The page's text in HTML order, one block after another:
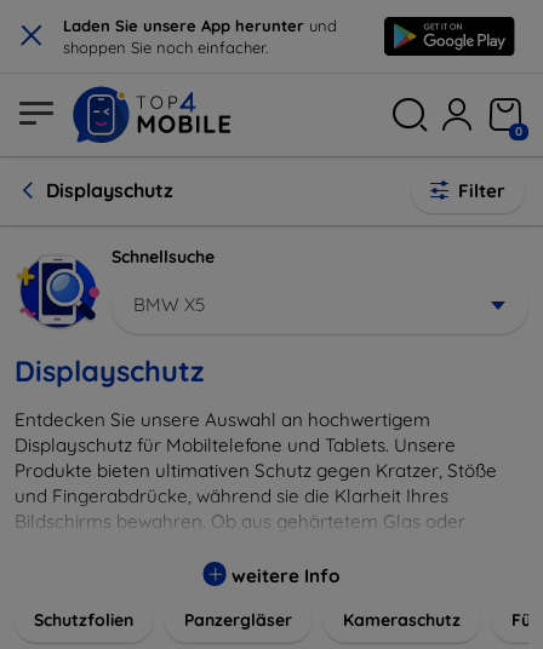
× Laden Sie unsere App herunter und
shoppen Sie noch einfacher.
0
Displayschutz Filter
Schnellsuche
BMW X5
Displayschutz
Entdecken Sie unsere Auswahl an hochwertigem
Displayschutz für Mobiltelefone und Tablets. Unsere
Produkte bieten ultimativen Schutz gegen Kratzer, Stöße
und Fingerabdrücke, während sie die Klarheit Ihres
Bildschirms bewahren. Ob aus gehärtetem Glas oder
installieren und passgenau für jedes Gerät, um eine
wertvolles Gerät mit unseren langlebigen und zuverlässigen
weitere Info
Schutzfolien Panzergläser Kameraschutz